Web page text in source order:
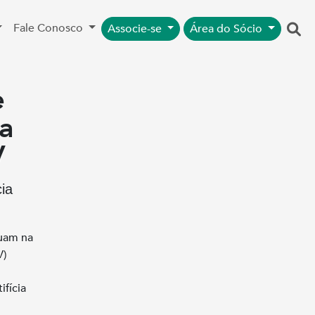
Fale Conosco Associe-se Área do Sócio
na